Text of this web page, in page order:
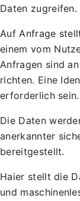
Daten zugreifen.
Auf Anfrage
einem vom
Anfragen sind an
richten. Eine
erforderlich sein.
Die Daten
anerkannter
bereitgestellt.
Haier stellt die
und